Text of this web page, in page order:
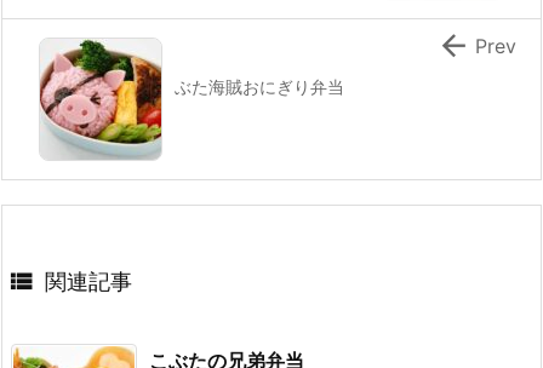
ぶた海賊おにぎり弁当
 Prev
 関連記事
こぶたの兄弟弁当